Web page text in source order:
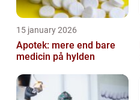
15 january 2026
Apotek: mere end bare
medicin på hylden